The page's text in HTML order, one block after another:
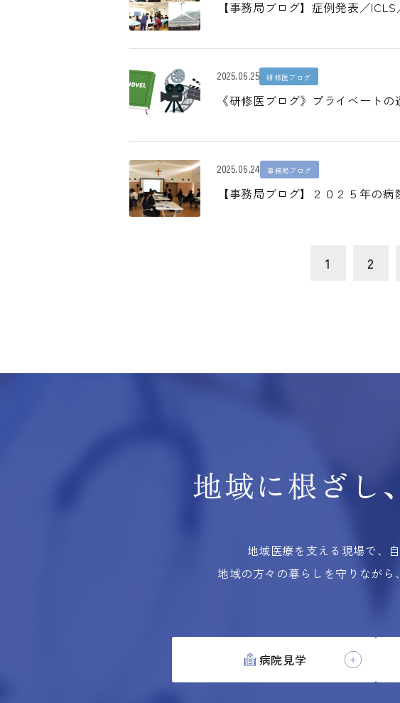
【事務局ブログ】症例発表／
2025.06.25 研修医ブログ
《研修医ブログ》プライベートの
2025.06.24 事務局ブログ
【事務局ブログ】２０２５年の
1 2
地域に根ざし、
地域医療を支える現場で、
地域の方々の暮らしを守りなが
病院見学